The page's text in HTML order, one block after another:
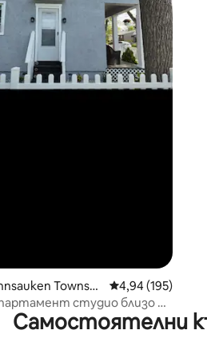
Townshi
Средна оценка:
4,94 (195)
студио близо до
Самостоятелни